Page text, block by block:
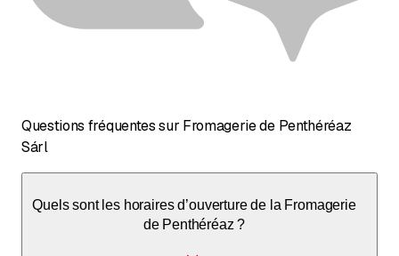
Questions fréquentes sur Fromagerie de Penthéréaz
Sárl
Quels sont les horaires d’ouverture de la Fromagerie
de Penthéréaz ?